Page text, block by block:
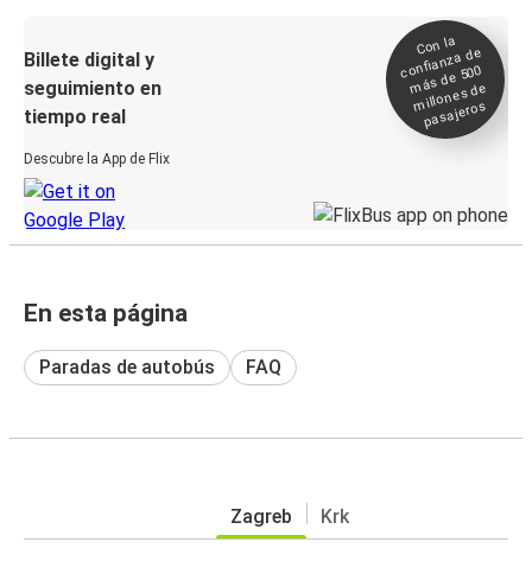
Billete digital y
seguimiento en
tiempo real
Descubre la App de Flix
Con la
confianza de
más de 500
millones de
pasajeros
En esta página
Paradas de autobús FAQ
Zagreb Krk